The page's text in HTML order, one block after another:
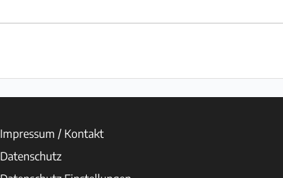
Impressum / Kontakt
Datenschutz